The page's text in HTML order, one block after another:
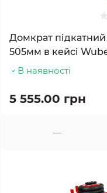
Домкрат
505мм в кейсі
В наявності
5 555.00 грн